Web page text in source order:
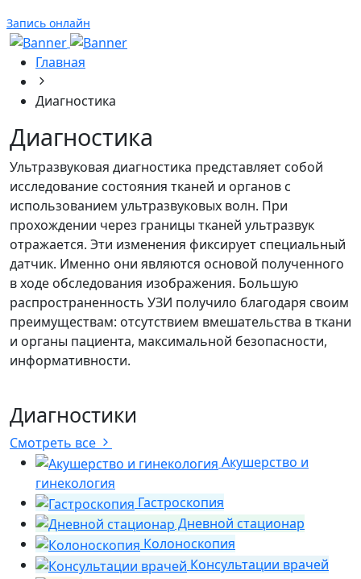
Запись онлайн
Главная
Диагностика
Диагностика
Ультразвуковая диагностика представляет собой
исследование состояния тканей и органов с
использованием ультразвуковых волн. При
прохождении через границы тканей ультразвук
отражается. Эти изменения фиксирует специальный
датчик. Именно они являются основой полученного
в ходе обследования изображения. Большую
распространенность УЗИ получило благодаря своим
преимуществам: отсутствием вмешательства в ткани
и органы пациента, максимальной безопасности,
информативности.
Диагностики
Смотреть все
Акушерство и
гинекология
Гастроскопия
Дневной стационар
Колоноскопия
Консультации врачей